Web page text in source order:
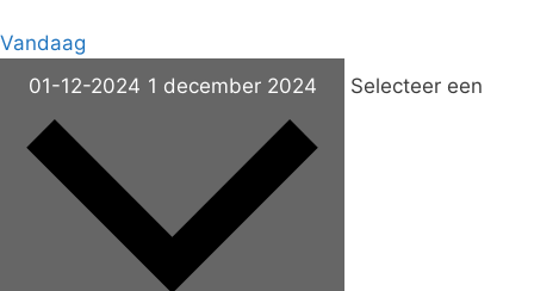
Vandaag
01-12-2024 1 december 2024 Selecteer een